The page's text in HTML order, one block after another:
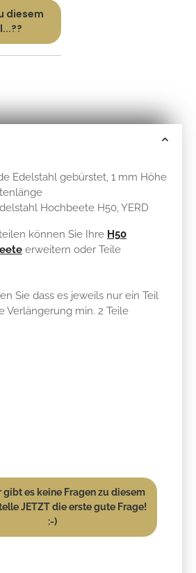
diesem
Edelstahl gebürstet, 1 mm Höhe
Hochbeete H50, YERD
können Sie Ihre H50
erweitern oder Teile
Sie dass es jeweils nur ein Teil
Verlängerung min. 2 Teile
gibt es keine Fragen zu diesem
JETZT die erste gute Frage!
:-)